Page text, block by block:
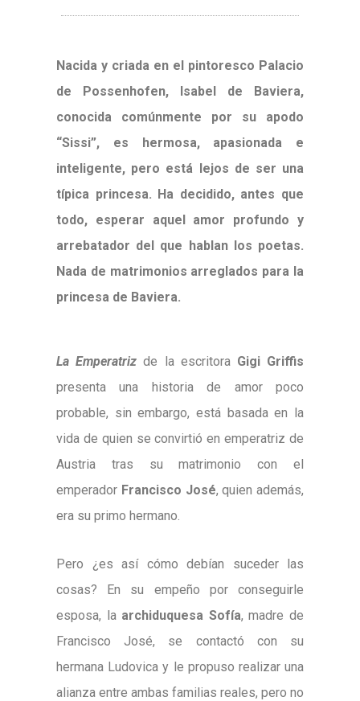
Nacida y criada en el pintoresco Palacio
de Possenhofen, Isabel de Baviera,
conocida comúnmente por su apodo
“Sissi”, es hermosa, apasionada e
inteligente, pero está lejos de ser una
típica princesa. Ha decidido, antes que
todo, esperar aquel amor profundo y
arrebatador del que hablan los poetas.
Nada de matrimonios arreglados para la
princesa de Baviera.
La Emperatriz de la escritora Gigi Griffis
presenta una historia de amor poco
probable, sin embargo, está basada en la
vida de quien se convirtió en emperatriz de
Austria tras su matrimonio con el
emperador Francisco José, quien además,
era su primo hermano.
Pero ¿es así cómo debían suceder las
cosas? En su empeño por conseguirle
esposa, la archiduquesa Sofía, madre de
Francisco José, se contactó con su
hermana Ludovica y le propuso realizar una
alianza entre ambas familias reales, pero no